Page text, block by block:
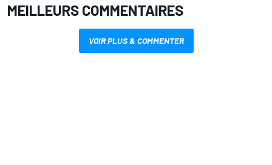
MEILLEURS COMMENTAIRES
VOIR PLUS & COMMENTER